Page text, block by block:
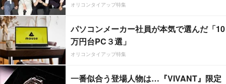
オリコンタイアップ特集
パソコンメーカー社員が本気で選んだ「10
万円台PC３選」
オリコンタイアップ特集
一番似合う登場人物は…『VIVANT』限定